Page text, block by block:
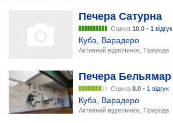
Печера Сатурна
Оцінка 10.0 • 1 відгук
Куба Варадеро
Активний відпочинок, Природа
Печера Бельямар
Оцінка 8.0 • 1 відгук
Куба, Варадеро
Активний відпочинок, Природа